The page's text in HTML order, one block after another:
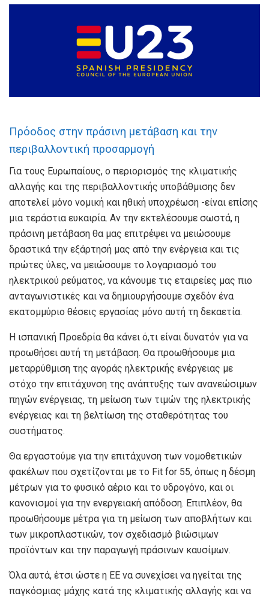
Πρόοδος στην πράσινη μετάβαση και την
περιβαλλοντική προσαρμογή
Για τους Ευρωπαίους, ο περιορισμός της κλιματικής
αλλαγής και της περιβαλλοντικής υποβάθμισης δεν
αποτελεί μόνο νομική και ηθική υποχρέωση -είναι επίσης
μια τεράστια ευκαιρία. Αν την εκτελέσουμε σωστά, η
πράσινη μετάβαση θα μας επιτρέψει να μειώσουμε
δραστικά την εξάρτησή μας από την ενέργεια και τις
πρώτες ύλες, να μειώσουμε το λογαριασμό του
ηλεκτρικού ρεύματος, να κάνουμε τις εταιρείες μας πιο
ανταγωνιστικές και να δημιουργήσουμε σχεδόν ένα
εκατομμύριο θέσεις εργασίας μόνο αυτή τη δεκαετία.
Η ισπανική Προεδρία θα κάνει ό,τι είναι δυνατόν για να
προωθήσει αυτή τη μετάβαση. Θα προωθήσουμε μια
μεταρρύθμιση της αγοράς ηλεκτρικής ενέργειας με
στόχο την επιτάχυνση της ανάπτυξης των ανανεώσιμων
πηγών ενέργειας, τη μείωση των τιμών της ηλεκτρικής
ενέργειας και τη βελτίωση της σταθερότητας του
συστήματος.
Θα εργαστούμε για την επιτάχυνση των νομοθετικών
φακέλων που σχετίζονται με το Fit for 55, όπως η δέσμη
μέτρων για το φυσικό αέριο και το υδρογόνο, και οι
κανονισμοί για την ενεργειακή απόδοση. Επιπλέον, θα
προωθήσουμε μέτρα για τη μείωση των αποβλήτων και
των μικροπλαστικών, τον σχεδιασμό βιώσιμων
προϊόντων και την παραγωγή πράσινων καυσίμων.
Όλα αυτά, έτσι ώστε η ΕΕ να συνεχίσει να ηγείται της
παγκόσμιας μάχης κατά της κλιματικής αλλαγής και να